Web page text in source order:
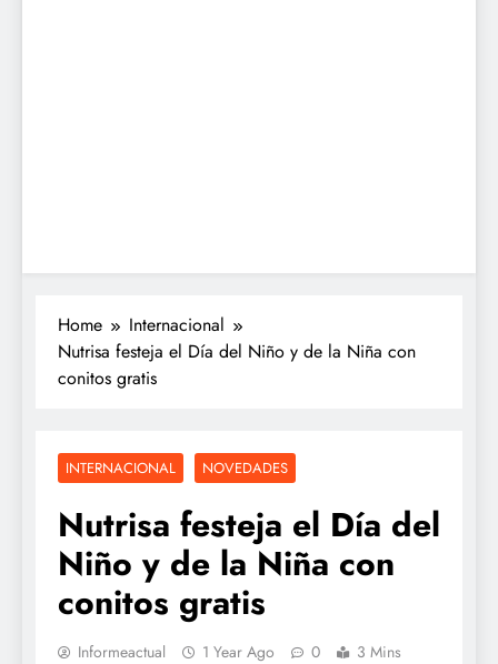
Home
Internacional
Nutrisa festeja el Día del Niño y de la Niña con
conitos gratis
INTERNACIONAL NOVEDADES
Nutrisa festeja el Día del
Niño y de la Niña con
conitos gratis
Informeactual 1 Year Ago 0 3 Mins